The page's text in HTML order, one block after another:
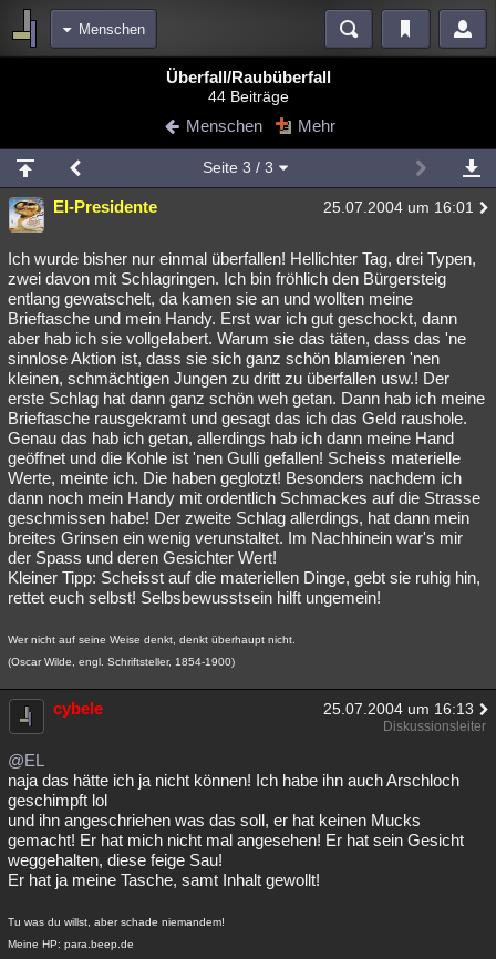
Menschen
Blogs
Chat Wiki Neuigkeiten
meine Rubriken
Menschen Wissenschaft Mystery Kriminalfälle
Spiritualität Verschwörungen Technologie Ufologie
Natur Umfragen Unterhaltung
weitere Rubriken
Philosophie Träume Orte Esoterik Literatur
Astronomie Helpdesk Gruppen Gaming Filme
Musik Clash Verbesserungen Allmystery English
Übersichten
Besucht Teilgenommen Alle Neue Geschlossen
Lesenswert Schlüsselwörter
Überfall/Raubüberfall
44 Beiträge
Menschen Mehr
Seite 3 / 3
El-Presidente 25.07.2004 um 16:01
Ich wurde bisher nur einmal überfallen! Hellichter Tag, drei Typen,
zwei davon mit Schlagringen. Ich bin fröhlich den Bürgersteig
entlang gewatschelt, da kamen sie an und wollten meine
Brieftasche und mein Handy. Erst war ich gut geschockt, dann
aber hab ich sie vollgelabert. Warum sie das täten, dass das 'ne
sinnlose Aktion ist, dass sie sich ganz schön blamieren 'nen
kleinen, schmächtigen Jungen zu dritt zu überfallen usw.! Der
erste Schlag hat dann ganz schön weh getan. Dann hab ich meine
Brieftasche rausgekramt und gesagt das ich das Geld raushole.
Genau das hab ich getan, allerdings hab ich dann meine Hand
geöffnet und die Kohle ist 'nen Gulli gefallen! Scheiss materielle
Werte, meinte ich. Die haben geglotzt! Besonders nachdem ich
dann noch mein Handy mit ordentlich Schmackes auf die Strasse
geschmissen habe! Der zweite Schlag allerdings, hat dann mein
breites Grinsen ein wenig verunstaltet. Im Nachhinein war's mir
der Spass und deren Gesichter Wert!
Kleiner Tipp: Scheisst auf die materiellen Dinge, gebt sie ruhig hin,
rettet euch selbst! Selbsbewusstsein hilft ungemein!
Wer nicht auf seine Weise denkt, denkt überhaupt nicht.
(Oscar Wilde, engl. Schriftsteller, 1854-1900)
cybele 25.07.2004 um 16:13
Diskussionsleiter
@EL
naja das hätte ich ja nicht können! Ich habe ihn auch Arschloch
geschimpft lol
und ihn angeschriehen was das soll, er hat keinen Mucks
gemacht! Er hat mich nicht mal angesehen! Er hat sein Gesicht
weggehalten, diese feige Sau!
Er hat ja meine Tasche, samt Inhalt gewollt!
Tu was du willst, aber schade niemandem!
Meine HP: para.beep.de